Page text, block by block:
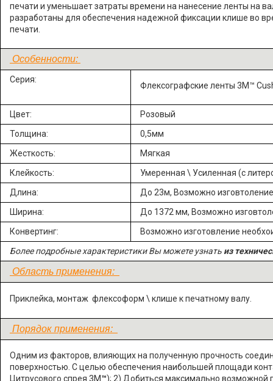
печати и уменьшает затраты времени на нанесение ленты на
разработаны для обеспечения надежной фиксации клише во
печати.
Особенности:
Серия:
Флексографские ленты 3M™
Цвет:
Розовый
Толщина:
0,5мм
Жесткость:
Мягкая
Клейкость:
Умеренная \ Усиленная (с
Длина:
До 23м, Возможно
Ширина:
До 1372 мм, Возможно
Конвертинг:
Возможно изготовление
Более подробные характеристики Вы можете узнать из
Область применения:
Приклейка, монтаж флексоформ \ клише к печатному валу.
Порядок применения:
Одним из факторов, влияющих на полученную прочность
поверхностью. С целью обеспечения наибольшей площади
Цитрусового спрея 3М™); 2) Добиться максимально возможной